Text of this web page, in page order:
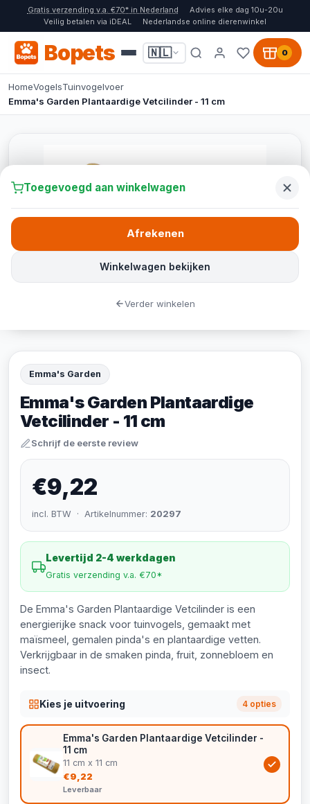
Gratis verzending v.a. €70* in Nederland
Advies elke dag 10u-20u
Veilig betalen via iDEAL
Nederlandse online dierenwinkel
Bopets 🇳🇱 0
HomeVogelsTuinvogelvoer
Emma's Garden Plantaardige Vetcilinder - 11 cm
Emma's Garden
Emma's Garden Plantaardige
Vetcilinder - 11 cm
Schrijf de eerste review
€9,22
incl. BTW · Artikelnummer: 20297
Levertijd 2-4 werkdagen
Gratis verzending v.a. €70*
De Emma's Garden Plantaardige Vetcilinder is een
energierijke snack voor tuinvogels, gemaakt met
maïsmeel, gemalen pinda's en plantaardige vetten.
Verkrijgbaar in de smaken pinda, fruit, zonnebloem en
insect.
Kies je uitvoering 4 opties
Emma's Garden Plantaardige Vetcilinder -
11 cm
11 cm x 11 cm
€9,22
Leverbaar
Toegevoegd aan winkelwagen
Winkelwagen bekijken
Afrekenen
Verder winkelen